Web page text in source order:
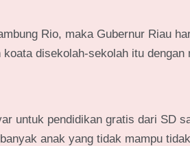
Rio, maka Gubernur Riau
disekolah-sekolah itu
untuk pendidikan gratis dari SD
anak yang tidak mampu